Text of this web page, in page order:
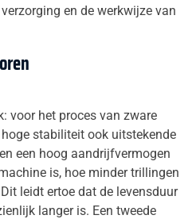
en de werkwijze van
voor het proces van zware
stabiliteit ook uitstekende
een hoog aandrijfvermogen
is, hoe minder trillingen
leidt ertoe dat de levensduur
langer is. Een tweede